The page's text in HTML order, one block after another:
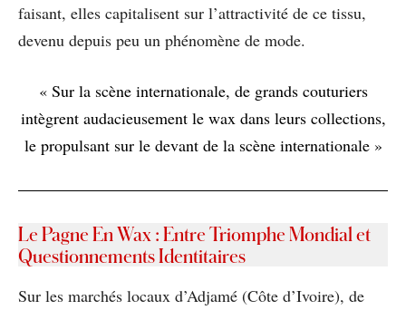
faisant, elles capitalisent sur l’attractivité de ce tissu,
devenu depuis peu un phénomène de mode.
« Sur la scène internationale, de grands couturiers
intègrent audacieusement le wax dans leurs collections,
le propulsant sur le devant de la scène internationale »
Le Pagne En Wax : Entre Triomphe Mondial et
Questionnements Identitaires
Sur les marchés locaux d’Adjamé (Côte d’Ivoire), de